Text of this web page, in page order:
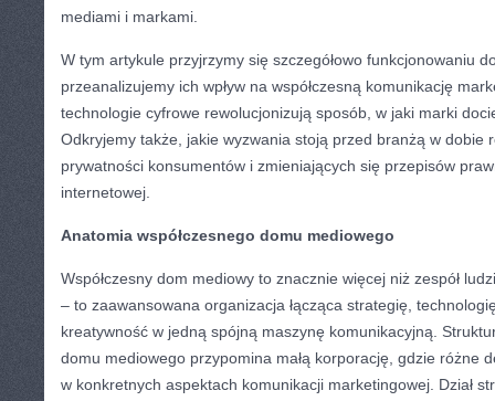
mediami i markami.
W tym artykule przyjrzymy się szczegółowo funkcjonowaniu
przeanalizujemy ich wpływ na współczesną komunikację
technologie cyfrowe rewolucjonizują sposób, w jaki marki
Odkryjemy także, jakie wyzwania stoją przed branżą w dobie
prywatności konsumentów i zmieniających się przepisów
internetowej.
Anatomia współczesnego domu mediowego
Współczesny dom mediowy to znacznie więcej niż zespół
– to zaawansowana organizacja łącząca strategię,
kreatywność w jedną spójną maszynę komunikacyjną.
domu mediowego przypomina małą korporację, gdzie różne
w konkretnych aspektach komunikacji marketingowej. Dział